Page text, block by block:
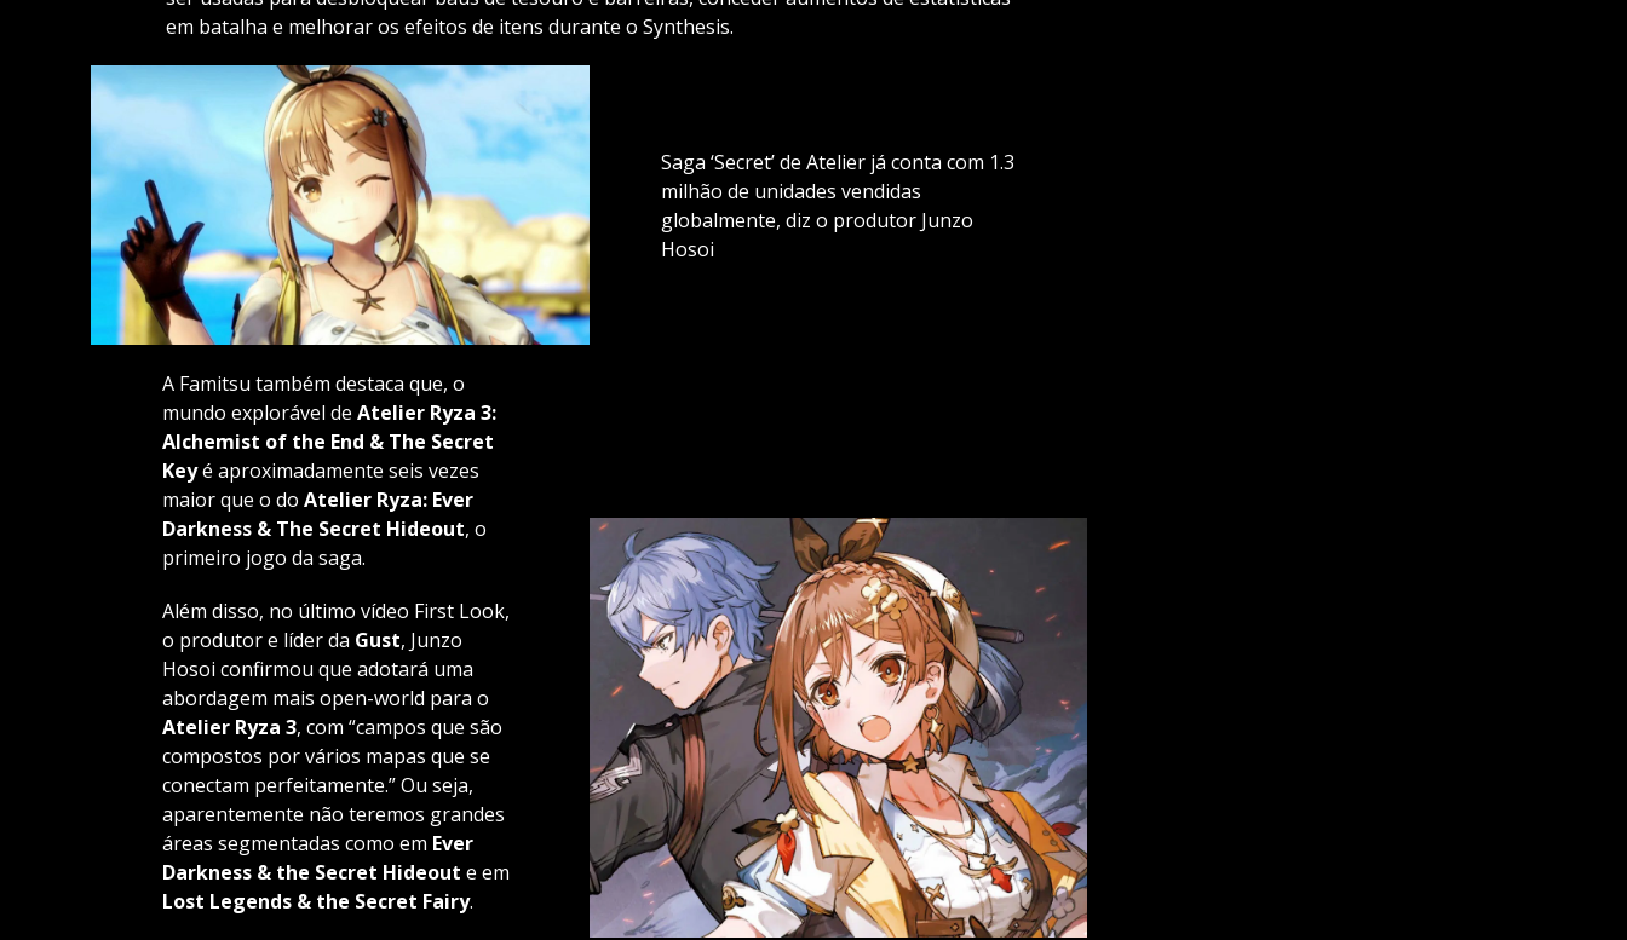
em batalha e melhorar os efeitos de itens durante o Synthesis.
Saga ‘Secret’ de Atelier já conta com 1.3
milhão de unidades vendidas
globalmente, diz o produtor Junzo
Hosoi
A Famitsu também destaca que, o
mundo explorável de Atelier Ryza 3:
Alchemist of the End & The Secret
Keyé aproximadamente seis vezes
maior que o do Atelier Ryza: Ever
Darkness & The Secret Hideout, o
primeiro jogo da saga.
Além disso, no último vídeo First Look,
o produtor e líder da Gust, Junzo
Hosoi confirmou que adotará uma
abordagem mais open-world para o
Atelier Ryza 3, com “campos que são
compostos por vários mapas que se
conectam perfeitamente.” Ou seja,
aparentemente não teremos grandes
áreas segmentadas como em Ever
Darkness & the Secret Hideout e em
Lost Legends & the Secret Fairy.